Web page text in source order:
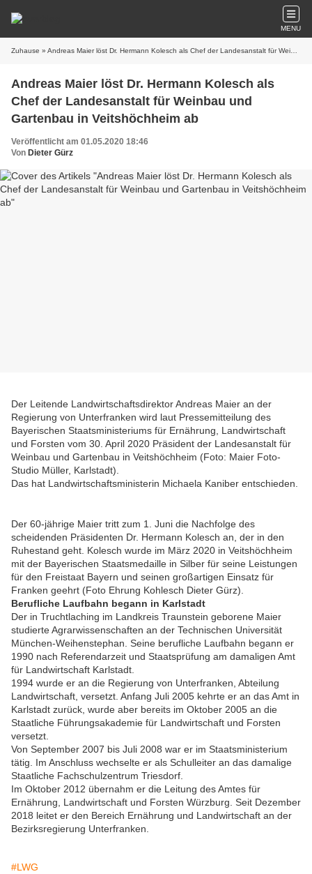
MENU
Zuhause » Andreas Maier löst Dr. Hermann Kolesch als Chef der Landesanstalt für Weinbau und Gartenbau in Veitshöchheim ab
Andreas Maier löst Dr. Hermann Kolesch als
Chef der Landesanstalt für Weinbau und
Gartenbau in Veitshöchheim ab
Veröffentlicht am 01.05.2020 18:46
Von Dieter Gürz
Der Leitende Landwirtschaftsdirektor Andreas Maier an der
Regierung von Unterfranken wird laut Pressemitteilung des
Bayerischen Staatsministeriums für Ernährung, Landwirtschaft
und Forsten vom 30. April 2020 Präsident der Landesanstalt für
Weinbau und Gartenbau in Veitshöchheim (Foto: Maier Foto-
Studio Müller, Karlstadt).
Das hat Landwirtschaftsministerin Michaela Kaniber entschieden.
Der 60-jährige Maier tritt zum 1. Juni die Nachfolge des
scheidenden Präsidenten Dr. Hermann Kolesch an, der in den
Ruhestand geht. Kolesch wurde im März 2020 in Veitshöchheim
mit der Bayerischen Staatsmedaille in Silber für seine Leistungen
für den Freistaat Bayern und seinen großartigen Einsatz für
Franken geehrt (Foto Ehrung Kohlesch Dieter Gürz).
Berufliche Laufbahn begann in Karlstadt
Der in Truchtlaching im Landkreis Traunstein geborene Maier
studierte Agrarwissenschaften an der Technischen Universität
München-Weihenstephan. Seine berufliche Laufbahn begann er
1990 nach Referendarzeit und Staatsprüfung am damaligen Amt
für Landwirtschaft Karlstadt.
1994 wurde er an die Regierung von Unterfranken, Abteilung
Landwirtschaft, versetzt. Anfang Juli 2005 kehrte er an das Amt in
Karlstadt zurück, wurde aber bereits im Oktober 2005 an die
Staatliche Führungsakademie für Landwirtschaft und Forsten
versetzt.
Von September 2007 bis Juli 2008 war er im Staatsministerium
tätig. Im Anschluss wechselte er als Schulleiter an das damalige
Staatliche Fachschulzentrum Triesdorf.
Im Oktober 2012 übernahm er die Leitung des Amtes für
Ernährung, Landwirtschaft und Forsten Würzburg. Seit Dezember
2018 leitet er den Bereich Ernährung und Landwirtschaft an der
Bezirksregierung Unterfranken.
#LWG